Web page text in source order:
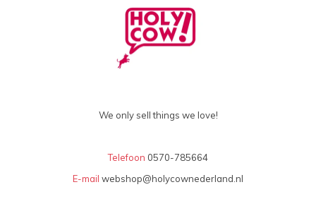
We only sell things we love!
Telefoon 0570-785664
E-mail webshop@holycownederland.nl